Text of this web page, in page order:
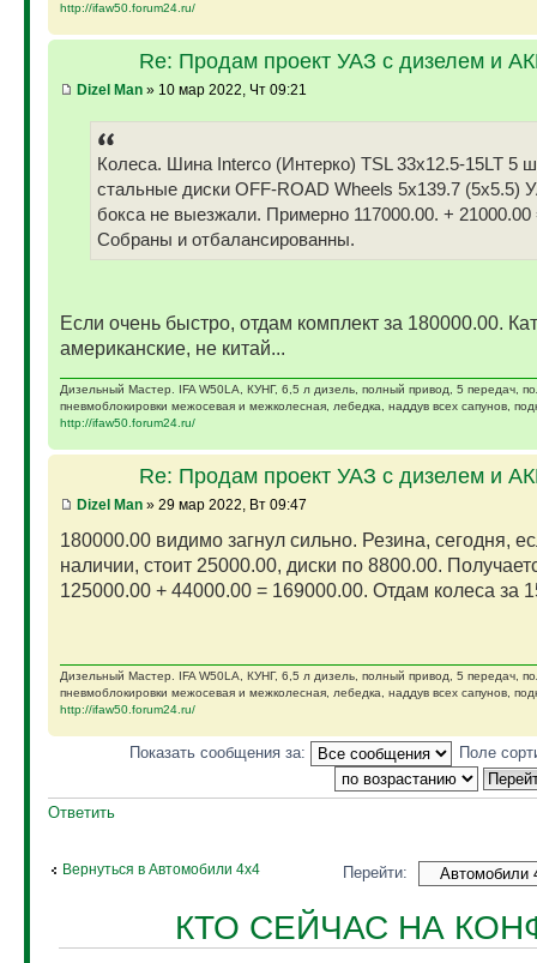
http://ifaw50.forum24.ru/
Re: Продам проект УАЗ с дизелем и
Dizel Man» 10 мар 2022, Чт 09:21
Колеса. Шина Interco (Интерко) TSL 33x12.5-15LT 5
стальные диски OFF-ROAD Wheels 5x139.7 (5x5.5)
бокса не выезжали. Примерно 117000.00. + 21000.00
Собраны и отбалансированны.
Если очень быстро, отдам комплект за 180000.00.
американские, не китай...
Дизельный Мастер. IFA W50LA, КУНГ, 6,5 л дизель, полный привод, 5 передач,
пневмоблокировки межосевая и межколесная, лебедка, наддув всех сапунов,
http://ifaw50.forum24.ru/
Re: Продам проект УАЗ с дизелем и
Dizel Man» 29 мар 2022, Вт 09:47
180000.00 видимо загнул сильно. Резина, сегодня,
наличии, стоит 25000.00, диски по 8800.00.
125000.00 + 44000.00 = 169000.00. Отдам колеса за
Дизельный Мастер. IFA W50LA, КУНГ, 6,5 л дизель, полный привод, 5 передач,
пневмоблокировки межосевая и межколесная, лебедка, наддув всех сапунов,
http://ifaw50.forum24.ru/
Показать сообщения за: Поле
Ответить
Вернуться в Автомобили 4х4 Перейти:
КТО СЕЙЧАС НА